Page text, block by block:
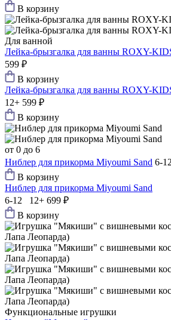
В корзину
Для ванной
Лейка-брызгалка для ванны ROXY-
599 ₽
В корзину
Лейка-брызгалка для ванны ROXY-
12+ 599 ₽
В корзину
от 0 до 6
Ниблер для прикорма Мiyoumi Sand 6-
В корзину
Ниблер для прикорма Мiyoumi Sand
6-12 12+ 699 ₽
В корзину
Функциональные игрушки